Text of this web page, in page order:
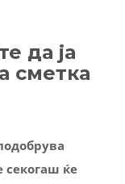
да ја
сметка
секогаш ќе